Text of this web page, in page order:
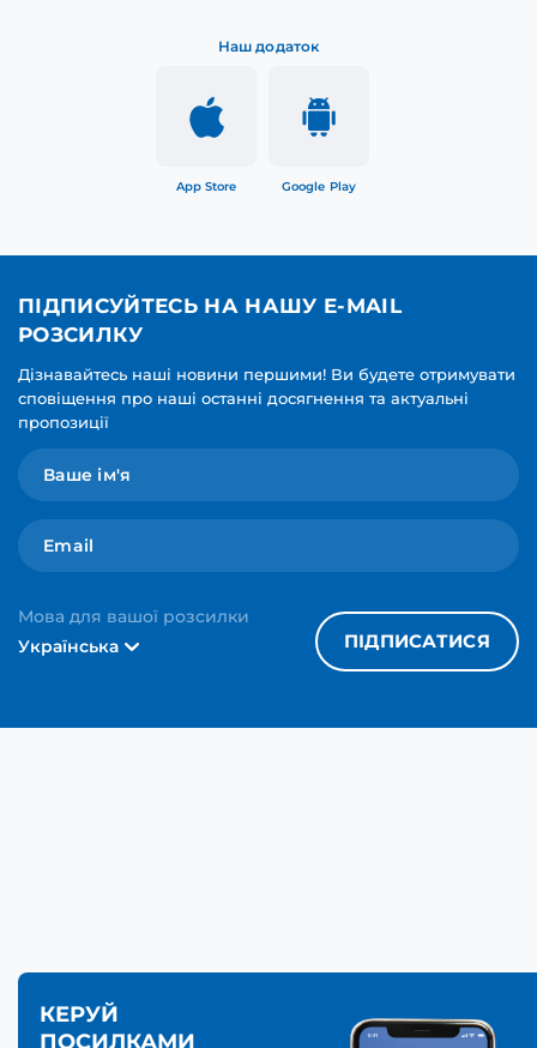
Наш додаток
App Store Google Play
ПІДПИСУЙТЕСЬ НА НАШУ E-MAIL
РОЗСИЛКУ
Дізнавайтесь наші новини першими! Ви будете отримувати
сповіщення про наші останні досягнення та актуальні
пропозиції
Мова для вашої розсилки
Українська
ПІДПИСАТИСЯ
КЕРУЙ
ПОСИЛКАМИ